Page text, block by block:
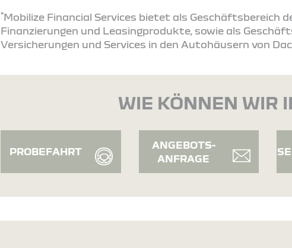
*Mobilize Financial Services bietet als Geschäftsbereich
Finanzierungen und Leasingprodukte, sowie als
Versicherungen und Services in den Autohäusern von
WIE KÖNNEN WIR
PROBEFAHRT
ANGEBOTS-
ANFRAGE